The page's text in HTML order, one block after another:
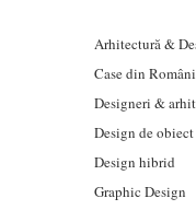
Arhitectură &
Case din
Designeri &
Design de obiect
Design hibrid
Graphic Design